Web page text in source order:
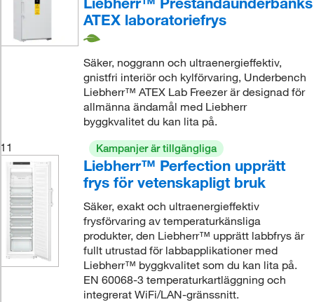
ATEX laboratoriefrys
Säker, noggrann och ultraenergieffektiv,
gnistfri interiör och kylförvaring, Underbench
Liebherr™ ATEX Lab Freezer är designad för
allmänna ändamål med Liebherr
byggkvalitet du kan lita på.
11
Kampanjer är tillgängliga
Liebherr™ Perfection upprätt
frys för vetenskapligt bruk
Säker, exakt och ultraenergieffektiv
frysförvaring av temperaturkänsliga
produkter, den Liebherr™ upprätt labbfrys är
fullt utrustad för labbapplikationer med
Liebherr™ byggkvalitet som du kan lita på.
EN 60068-3 temperaturkartläggning och
integrerat WiFi/LAN-gränssnitt.